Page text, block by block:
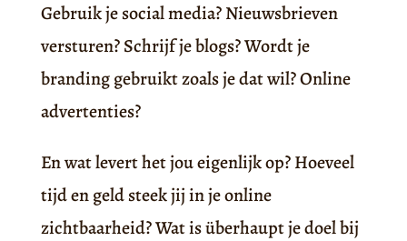
Gebruik je social media? Nieuwsbrieven
versturen? Schrijf je blogs? Wordt je
branding gebruikt zoals je dat wil? Online
advertenties?
En wat levert het jou eigenlijk op? Hoeveel
tijd en geld steek jij in je online
zichtbaarheid? Wat is überhaupt je doel bij